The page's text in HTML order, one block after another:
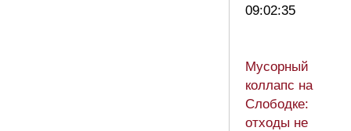
09:02:35
Мусорный
коллапс на
Слободке:
отходы не